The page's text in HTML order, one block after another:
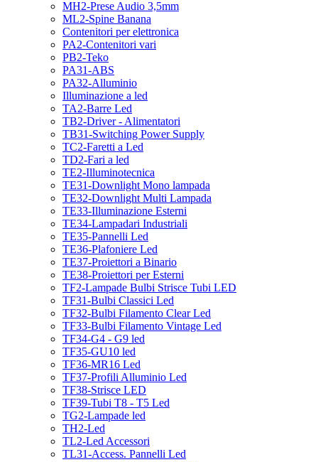
MH2-Prese Audio 3,5mm
ML2-Spine Banana
Contenitori per elettronica
PA2-Contenitori vari
PB2-Teko
PA31-ABS
PA32-Alluminio
Illuminazione a led
TA2-Barre Led
TB2-Driver - Alimentatori
TB31-Switching Power Supply
TC2-Faretti a Led
TD2-Fari a led
TE2-Illuminotecnica
TE31-Downlight Mono lampada
TE32-Downlight Multi Lampada
TE33-Illuminazione Esterni
TE34-Lampadari Industriali
TE35-Pannelli Led
TE36-Plafoniere Led
TE37-Proiettori a Binario
TE38-Proiettori per Esterni
TF2-Lampade Bulbi Strisce Tubi LED
TF31-Bulbi Classici Led
TF32-Bulbi Filamento Clear Led
TF33-Bulbi Filamento Vintage Led
TF34-G4 - G9 led
TF35-GU10 led
TF36-MR16 Led
TF37-Profili Alluminio Led
TF38-Strisce LED
TF39-Tubi T8 - T5 Led
TG2-Lampade led
TH2-Led
TL2-Led Accessori
TL31-Access. Pannelli Led